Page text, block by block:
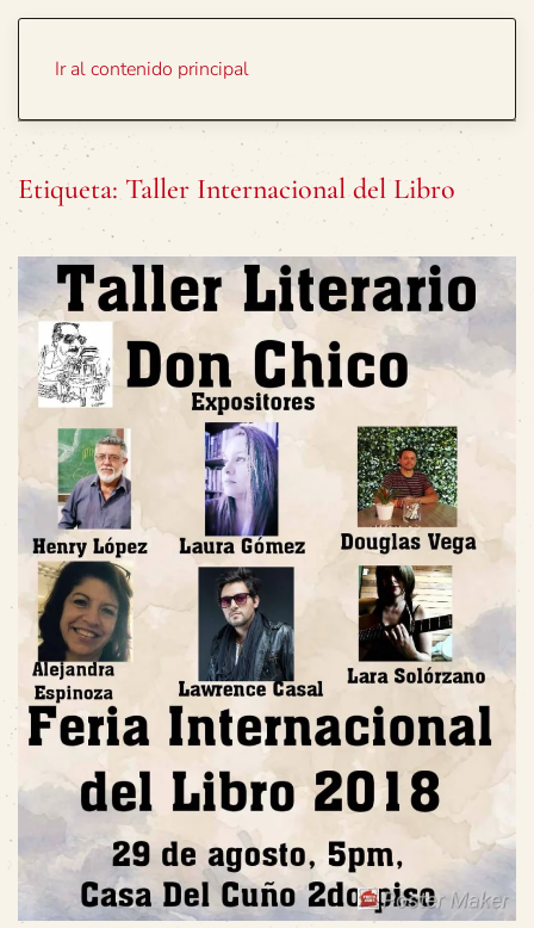
Ir al contenido principal
Etiqueta: Taller Internacional del Libro